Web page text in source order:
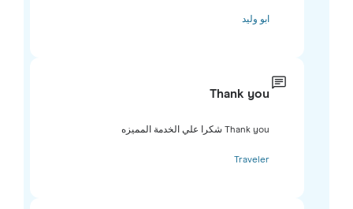
Thank you
Thank you شكرا علي الخدمة المميزه
Traveler